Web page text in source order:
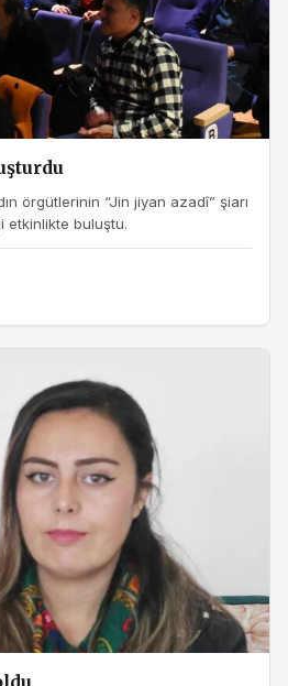
örgütlerinin “Jin jiyan azadî” şiarı
etkinlikte buluştu.